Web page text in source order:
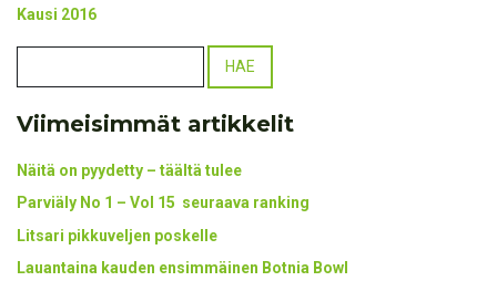
Kausi 2016
Viimeisimmät artikkelit
Näitä on pyydetty – täältä tulee
Parviäly No 1 – Vol 15 seuraava ranking
Litsari pikkuveljen poskelle
Lauantaina kauden ensimmäinen Botnia Bowl